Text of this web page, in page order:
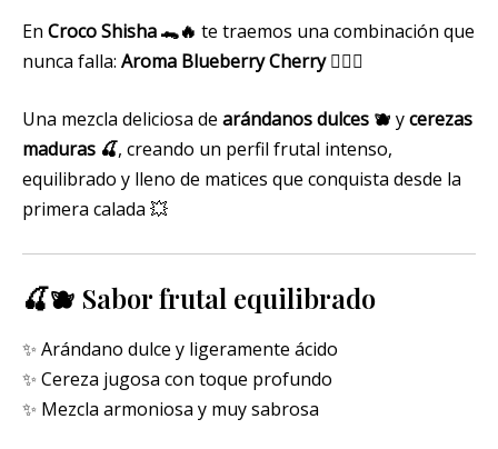
En Croco Shisha 🐊🔥 te traemos una combinación que
nunca falla: Aroma Blueberry Cherry😮‍💨💚
Una mezcla deliciosa de arándanos dulces 🫐 ycerezas
maduras 🍒, creando un perfil frutal intenso,
equilibrado y lleno de matices que conquista desde la
primera calada 💥
🍒🫐 Sabor frutal equilibrado
✨ Arándano dulce y ligeramente ácido
✨ Cereza jugosa con toque profundo
✨ Mezcla armoniosa y muy sabrosa